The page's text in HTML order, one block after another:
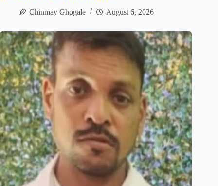
Chinmay Ghogale
August 6, 2026